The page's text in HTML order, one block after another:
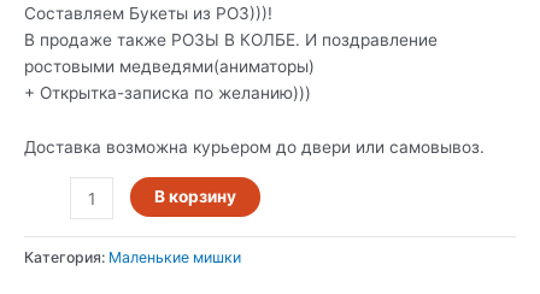
Составляем Букеты из РОЗ)))!
В продаже также РОЗЫ В КОЛБЕ. И поздравление
ростовыми медведями(аниматоры)
+ Открытка-записка по желанию)))
Доставка возможна курьером до двери или самовывоз.
В корзину
Категория: Маленькие мишки